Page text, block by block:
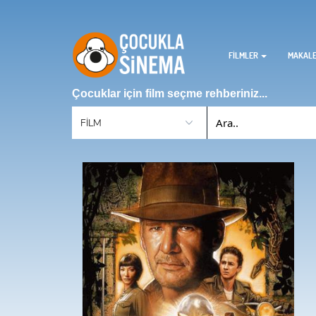
FİLMLER
Çocuklar için film seçme rehberiniz...